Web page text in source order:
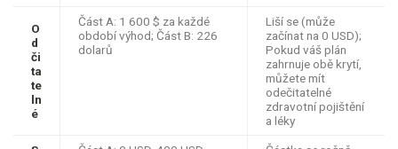
O
d
či
ta
te
ln
é
Část A: 1 600 $ za každé
období výhod; Část B: 226
dolarů
Liší se (může
začínat na 0 USD);
Pokud váš plán
zahrnuje obě krytí,
můžete mít
odečitatelné
zdravotní pojištění
a léky